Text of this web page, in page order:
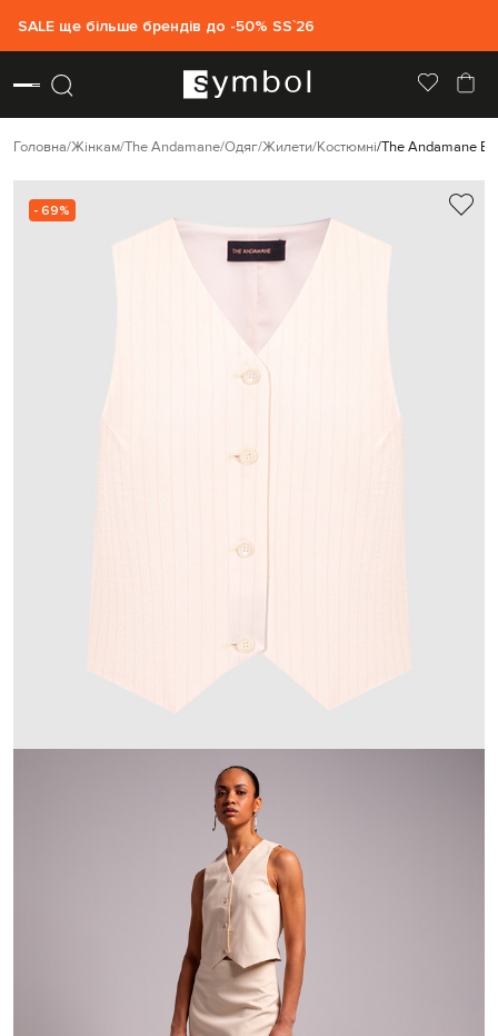
SALE ще більше брендів до -50% SS`26
Головна Жінкам The Andamane Одяг Жилети Костюмні The Andamane
- 69%